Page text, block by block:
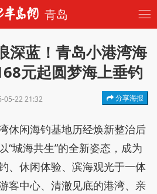
青岛
深蓝！青岛小港湾海
元起圆梦海上垂钓
05-22 21:32 分享海报
休闲海钓基地历经焕新整治后
“城海共生”的全新姿态，成为
、休闲体验、滨海观光于一体
客中心、清澈见底的港湾、亲